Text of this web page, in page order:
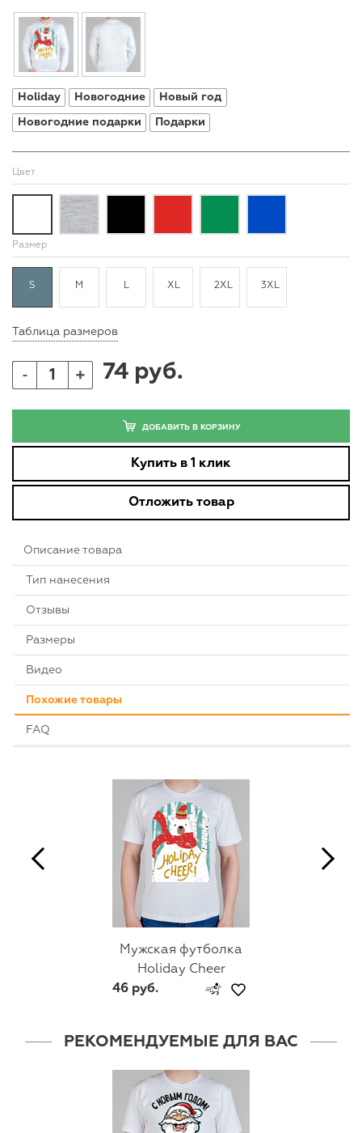
Holiday Новогодние Новый год
Новогодние подарки Подарки
Цвет
Размер
S M L XL 2XL 3XL
Таблица размеров
- + 74 руб.
ДОБАВИТЬ В КОРЗИНУ
Купить в 1 клик
Отложить товар
Описание товара
Тип нанесения
Отзывы
Размеры
Видео
Похожие товары
FAQ
Мужская футболка
Holiday Cheer
46 руб.
РЕКОМЕНДУЕМЫЕ ДЛЯ ВАС